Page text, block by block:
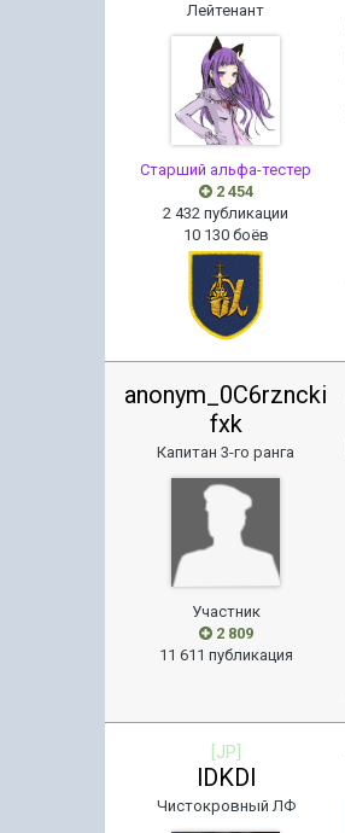
Лейтенант
Старший альфа-тестер
2 454
2 432 публикации
10 130 боёв
anonym_0C6rzncki
fxk
Капитан 3-го ранга
Участник
2 809
11 611 публикация
[JP]
lDKDl
Чистокровный ЛФ